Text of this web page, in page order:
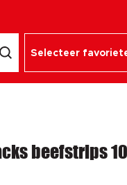
Selecteer
beefstrips